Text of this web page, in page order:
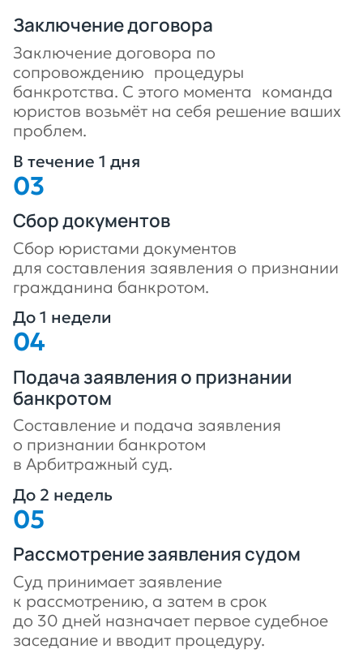
Заключение договора
Заключение договора по
сопровождению процедуры
банкротства. С этого момента команда
юристов возьмёт на себя решение ваших
проблем.
В течение 1 дня
Сбор документов
Сбор юристами документов
для составления заявления о признании
гражданина банкротом.
До 1 недели
Подача заявления о признании
банкротом
Составление и подача заявления
о признании банкротом
в Арбитражный суд.
До 2 недель
Рассмотрение заявления судом
Суд принимает заявление
к рассмотрению, а затем в срок
до 30 дней назначает первое судебное
заседание и вводит процедуру.